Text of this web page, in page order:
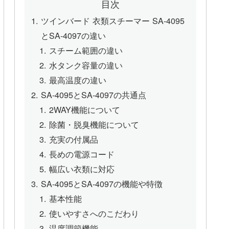
目次
ツインバード 衣類スチーマー SA-4095
とSA-4097の違い
スチーム範囲の違い
水タンク容量の違い
最高温度の違い
SA-4095とSA-4097の共通点
2WAY機能について
除菌・脱臭機能について
充実の付属品
長めの電源コード
幅広い衣類に対応
SA-4095とSA-4097の機能や特徴
基本性能
使いやすさへのこだわり